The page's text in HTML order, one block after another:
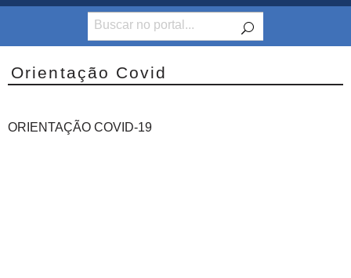
Canais
Orientação Covid
ORIENTAÇÃO COVID-19